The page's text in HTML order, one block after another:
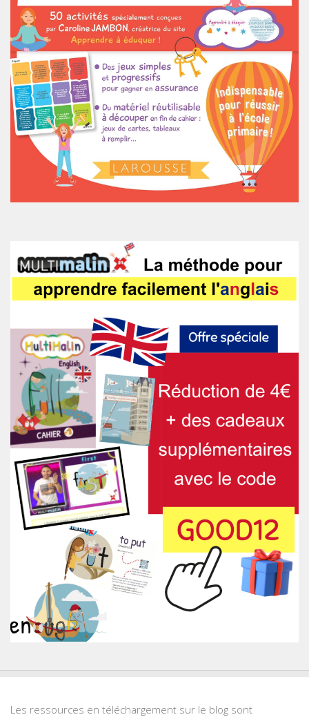
Les ressources en téléchargement sur le blog sont